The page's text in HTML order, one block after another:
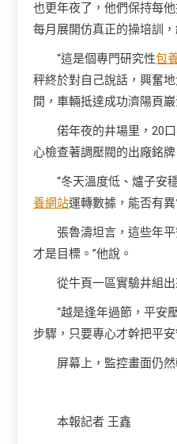
也更年夜了，他們保持每
每月展開仿真正的操培訓
“這是個專門研究性包
秤終於對自己說話，興奮
間，車輛抵達成功濟陽頁
偌年夜的井場里，20
心檢查著調壓閥的出廠銘
“冬天溫度低、爐子安
養網站運轉數據，能否有異
張魯濤坦言，這些年
才是目標。”他說。
從牛頁一區實驗井組
“越是逢年過節，平安
步驟，只要專心才幹把平安
屏幕上，監控畫面仍
本報記者 王鑫